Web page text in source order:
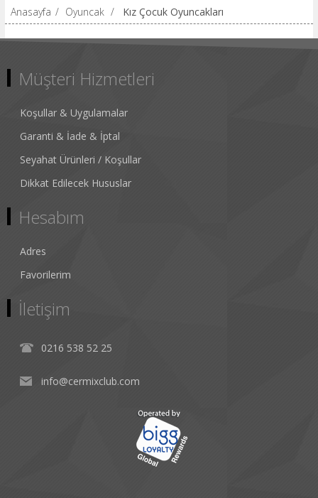
Anasayfa / Oyuncak / Kız Çocuk Oyuncakları
Müşteri Hizmetleri
Koşullar & Uygulamalar
Garanti & İade & İptal
Seyahat Ürünleri / Koşullar
Dikkat Edilecek Hususlar
Hesabım
Adres
Favorilerim
İletişim
0216 538 52 25
info@cermixclub.com